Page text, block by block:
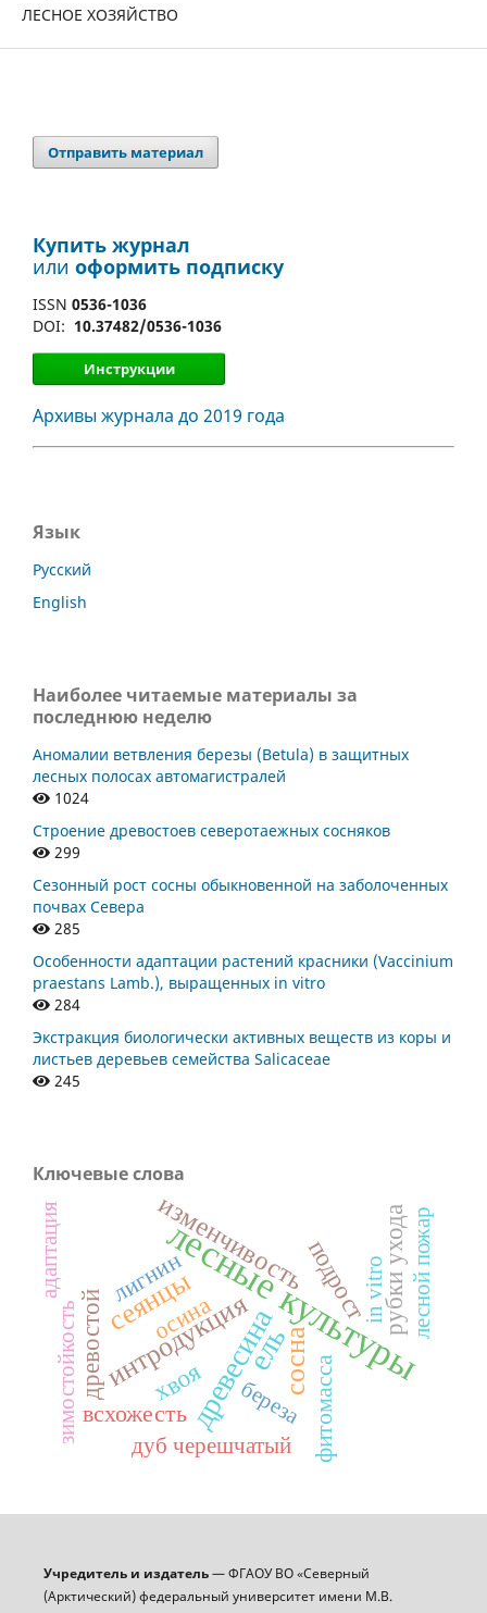
ЛЕСНОЕ ХОЗЯЙСТВО
Отправить материал
Купить журнал
или оформить подписку
ISSN 0536-1036
DOI: 10.37482/0536-1036
Инструкции
Архивы журнала до 2019 года
Язык
Русский
English
Наиболее читаемые материалы за
последнюю неделю
Аномалии ветвления березы (Betula) в защитных
лесных полосах автомагистралей
1024
Строение древостоев северотаежных сосняков
299
Сезонный рост сосны обыкновенной на заболоченных
почвах Севера
285
Особенности адаптации растений красники (Vaccinium
praestans Lamb.), выращенных in vitro
284
Экстракция биологически активных веществ из коры и
листьев деревьев семейства Salicaceae
245
Ключевые слова
лесные культуры
древесина
ель
интродукция
сеянцы
сосна
изменчивость
древостой
рубки ухода
хвоя
подрост
осина
всхожесть
лигнин
фитомасса
зимостойкость
адаптация in vitro
береза
лесной пожар
дуб черешчатый
Учредитель и издатель— ФГАОУ ВО «Северный
(Арктический) федеральный университет имени М.В.